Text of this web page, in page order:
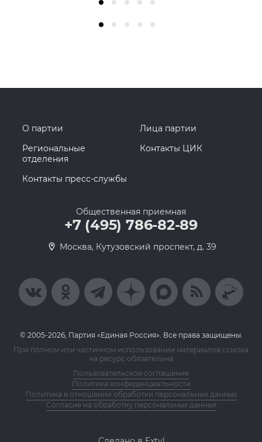
О партии
Лица партии
Региональные
отделения
Контакты ЦИК
Контакты пресс-службы
Общественная приемная
+7 (495) 786-82-89
Москва, Кутузовский проспект, д. 39
© 2005-2026, Партия «Единая Россия». Все права защищены.
При полном или частичном использовании материалов ссылка
на ресурс обязательна
Пользовательское соглашение
Политика конфиденциальности
Политика в отношении обработки персональных данных
Согласие на обработку персональных данных